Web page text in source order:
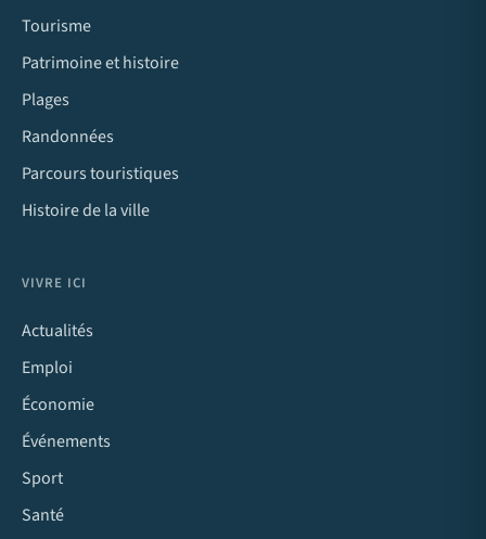
Tourisme
Patrimoine et histoire
Plages
Randonnées
Parcours touristiques
Histoire de la ville
VIVRE ICI
Actualités
Emploi
Économie
Événements
Sport
Santé